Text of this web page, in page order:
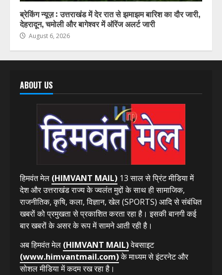
ब्रेकिंग न्यूज़ : उत्तराखंड में देर रात से झमाझम बारिश का दौर जारी,
देहरादून, चमोली और बागेश्वर में ऑरेंज अलर्ट जारी
August 6, 2026
ABOUT US
हिमवंत मेल (HIMVANT MAIL) 13 साल से प्रिंट मीडिया में
देश और उत्तराखंड राज्य के ज्वलंत मुद्दों के साथ ही सामाजिक,
राजनीतिक, कृषि, कला, विज्ञान, खेल (SPORTS) आदि से संबंधित
खबरों को प्रमुखता से प्रकाशित करता रहा है। इसकी बानगी कई
बार खबरों के असर के रूप में सामने आती रही है।
अब हिमवंत मेल (HIMVANT MAIL)वेबसाइट
(www.himvantmail.com)के माध्यम से इंटरनेट और
सोशल मीडिया में कदम रख रहा है।